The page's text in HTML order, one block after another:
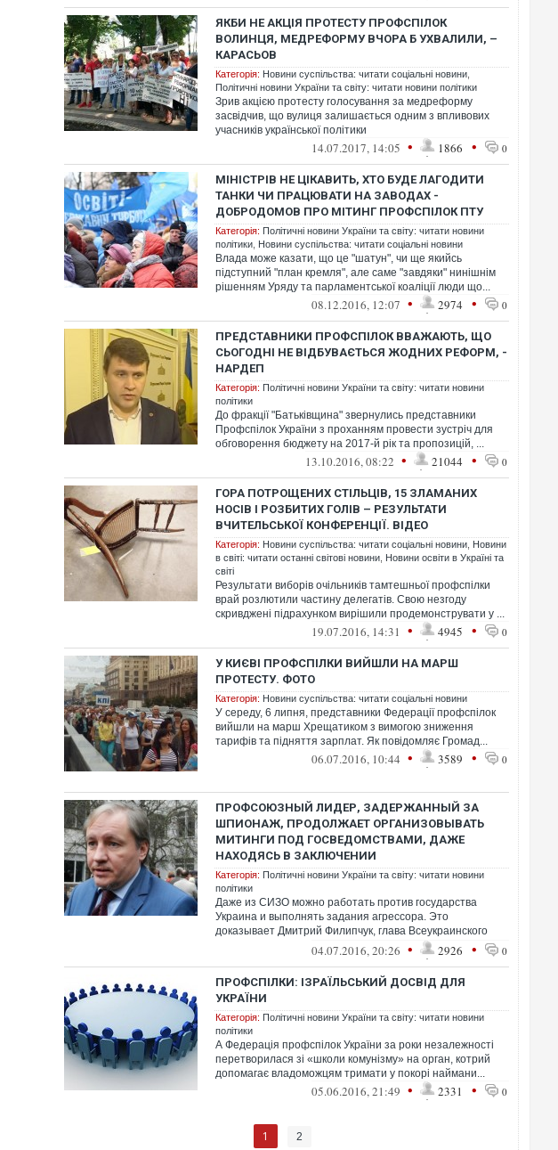
ЯКБИ НЕ АКЦІЯ ПРОТЕСТУ ПРОФСПІЛОК
ВОЛИНЦЯ, МЕДРЕФОРМУ ВЧОРА Б УХВАЛИЛИ, –
КАРАСЬОВ
Категорія: Новини суспільства: читати соціальні новини
Політичні новини України та світу: читати новини політики
Зрив акцією протесту голосування за медреформу
засвідчив, що вулиця залишається одним з впливових
учасників української політики
14.07.2017, 14:05 • 1866 • 0
МІНІСТРІВ НЕ ЦІКАВИТЬ, ХТО БУДЕ ЛАГОДИТИ
ТАНКИ ЧИ ПРАЦЮВАТИ НА ЗАВОДАХ -
ДОБРОДОМОВ ПРО МІТИНГ ПРОФСПІЛОК ПТУ
Категорія: Політичні новини України та світу: читати новини
політики Новини суспільства: читати соціальні новини
Влада може казати, що це "шатун", чи ще якийсь
підступний "план кремля", але саме "завдяки" нинішнім
рішенням Уряду та парламентської коаліції люди що...
08.12.2016, 12:07 • 2974 • 0
ПРЕДСТАВНИКИ ПРОФСПІЛОК ВВАЖАЮТЬ, ЩО
СЬОГОДНІ НЕ ВІДБУВАЄТЬСЯ ЖОДНИХ РЕФОРМ, -
НАРДЕП
Категорія: Політичні новини України та світу: читати новини
політики
До фракції "Батьківщина" звернулись представники
Профспілок України з проханням провести зустріч для
обговорення бюджету на 2017-й рік та пропозицій, ...
13.10.2016, 08:22 • 21044 • 0
ГОРА ПОТРОЩЕНИХ СТІЛЬЦІВ, 15 ЗЛАМАНИХ
НОСІВ І РОЗБИТИХ ГОЛІВ – РЕЗУЛЬТАТИ
ВЧИТЕЛЬСЬКОЇ КОНФЕРЕНЦІЇ. ВІДЕО
Категорія: Новини суспільства: читати соціальні новини Новини
в світі: читати останні світові новини Новини освіти в Україні та
світі
Результати виборів очільників тамтешньої профспілки
врай розлютили частину делегатів. Свою незгоду
скривджені підрахунком вирішили продемонструвати у ...
19.07.2016, 14:31 • 4945 • 0
У КИЄВІ ПРОФСПІЛКИ ВИЙШЛИ НА МАРШ
ПРОТЕСТУ. ФОТО
Категорія: Новини суспільства: читати соціальні новини
У середу, 6 липня, представники Федерації профспілок
вийшли на марш Хрещатиком з вимогою зниження
тарифів та підняття зарплат. Як повідомляє Громад...
06.07.2016, 10:44 • 3589 • 0
ПРОФСОЮЗНЫЙ ЛИДЕР, ЗАДЕРЖАННЫЙ ЗА
ШПИОНАЖ, ПРОДОЛЖАЕТ ОРГАНИЗОВЫВАТЬ
МИТИНГИ ПОД ГОСВЕДОМСТВАМИ, ДАЖЕ
НАХОДЯСЬ В ЗАКЛЮЧЕНИИ
Категорія: Політичні новини України та світу: читати новини
політики
Даже из СИЗО можно работать против государства
Украина и выполнять задания агрессора. Это
доказывает Дмитрий Филипчук, глава Всеукраинского
04.07.2016, 20:26 • 2926 • 0
ПРОФСПІЛКИ: ІЗРАЇЛЬСЬКИЙ ДОСВІД ДЛЯ
УКРАЇНИ
Категорія: Політичні новини України та світу: читати новини
політики
А Федерація профспілок України за роки незалежності
перетворилася зі «школи комунізму» на орган, котрий
допомагає владоможцям тримати у покорі наймани...
05.06.2016, 21:49 • 2331 • 0
1 2